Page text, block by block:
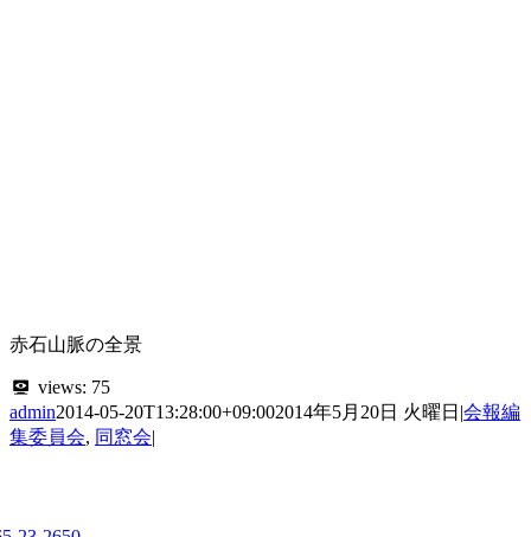
赤石山脈の全景
views: 75
admin2014-05-20T13:28:00+09:002014年5月20日 火曜日 |会報編
集委員会, 同窓会|